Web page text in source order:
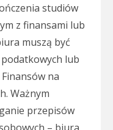
studiów
z finansami lub
muszą być
lub
na
Ważnym
przepisów